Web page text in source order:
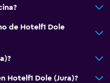
de Hotelf1 Dole
Hotelf1 Dole (Jura)?